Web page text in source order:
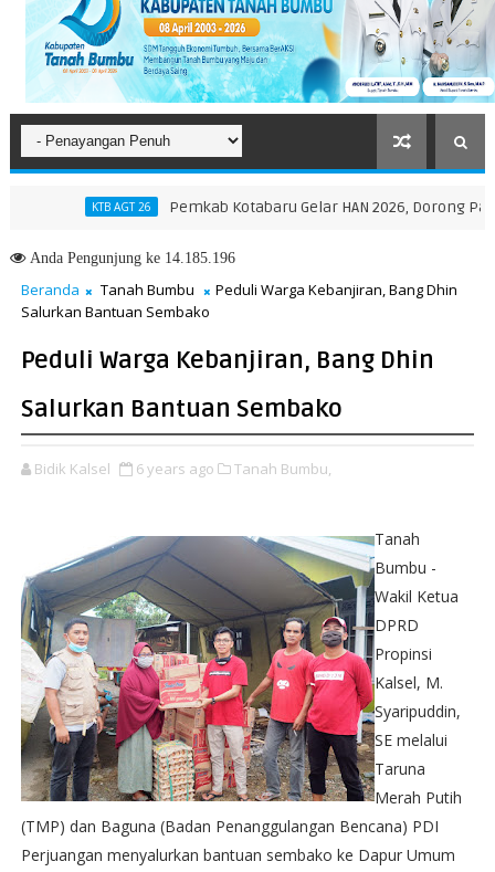
KTB AGT 26 Pemkab Kotabaru Gelar HAN 2026, Dorong
AndaPengunjung ke 14.185.196
Beranda Tanah Bumbu
Peduli Warga Kebanjiran, Bang Dhin
Salurkan Bantuan Sembako
Peduli Warga Kebanjiran, Bang Dhin
Salurkan Bantuan Sembako
Bidik Kalsel 6 years ago Tanah Bumbu,
Tanah
Bumbu -
Wakil Ketua
DPRD
Propinsi
Kalsel, M.
Syaripuddin,
SE melalui
Taruna
Merah Putih
(TMP) dan Baguna (Badan Penanggulangan Bencana) PDI
Perjuangan menyalurkan bantuan sembako ke Dapur Umum